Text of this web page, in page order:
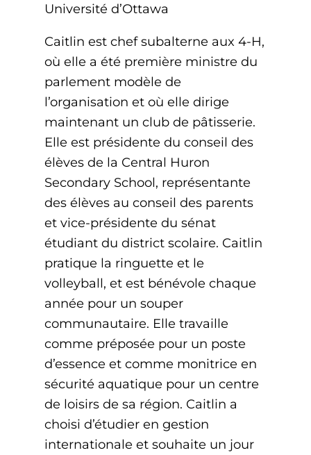
Université d’Ottawa
Caitlin est chef subalterne aux 4-H,
où elle a été première ministre du
parlement modèle de
l’organisation et où elle dirige
maintenant un club de pâtisserie.
Elle est présidente du conseil des
élèves de la Central Huron
Secondary School, représentante
des élèves au conseil des parents
et vice-présidente du sénat
étudiant du district scolaire. Caitlin
pratique la ringuette et le
volleyball, et est bénévole chaque
année pour un souper
communautaire. Elle travaille
comme préposée pour un poste
d’essence et comme monitrice en
sécurité aquatique pour un centre
de loisirs de sa région. Caitlin a
choisi d’étudier en gestion
internationale et souhaite un jour